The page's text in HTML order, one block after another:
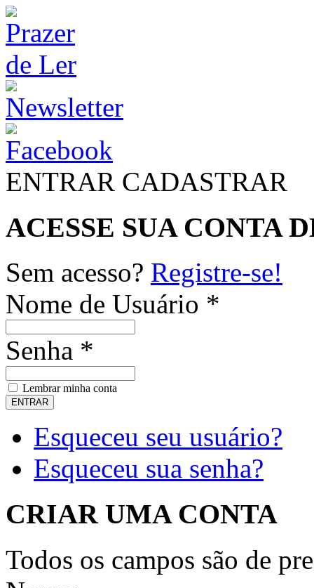
ENTRAR CADASTRAR
ACESSE SUA CONTA
Sem acesso? Registre-se!
Nome de Usuário *
Senha *
Lembrar minha conta
Esqueceu seu usuário?
Esqueceu sua senha?
CRIAR UMA CONTA
Todos os campos são de